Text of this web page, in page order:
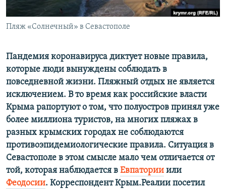
Все сайты RFE/RL
Пляж «Солнечный» в Севастополе
Пандемия коронавируса диктует новые правила,
которые люди вынуждены соблюдать в
повседневной жизни. Пляжный отдых не является
исключением. В то время как российские власти
Крыма рапортуют о том, что полуостров принял уже
более миллиона туристов, на многих пляжах в
разных крымских городах не соблюдаются
противоэпидемиологические правила. Ситуация в
Севастополе в этом смысле мало чем отличается от
той, которая наблюдается в Евпатории или
Феодосии. Корреспондент Крым.Реалии посетил